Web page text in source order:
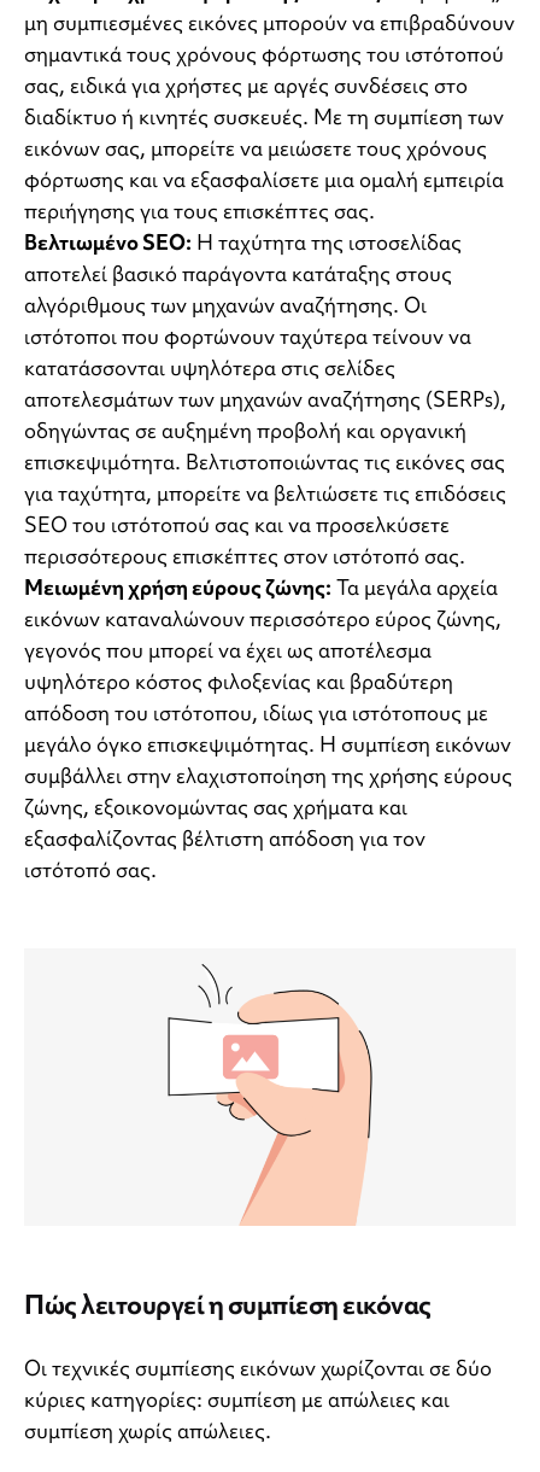
μη συμπιεσμένες εικόνες μπορούν να επιβραδύνουν
σημαντικά τους χρόνους φόρτωσης του ιστότοπού
σας, ειδικά για χρήστες με αργές συνδέσεις στο
διαδίκτυο ή κινητές συσκευές. Με τη συμπίεση των
εικόνων σας, μπορείτε να μειώσετε τους χρόνους
φόρτωσης και να εξασφαλίσετε μια ομαλή εμπειρία
περιήγησης για τους επισκέπτες σας.
Βελτιωμένο SEO: Η ταχύτητα της ιστοσελίδας
αποτελεί βασικό παράγοντα κατάταξης στους
αλγόριθμους των μηχανών αναζήτησης. Οι
ιστότοποι που φορτώνουν ταχύτερα τείνουν να
κατατάσσονται υψηλότερα στις σελίδες
αποτελεσμάτων των μηχανών αναζήτησης (SERPs),
οδηγώντας σε αυξημένη προβολή και οργανική
επισκεψιμότητα. Βελτιστοποιώντας τις εικόνες σας
για ταχύτητα, μπορείτε να βελτιώσετε τις επιδόσεις
SEO του ιστότοπού σας και να προσελκύσετε
περισσότερους επισκέπτες στον ιστότοπό σας.
Μειωμένη χρήση εύρους ζώνης: Τα μεγάλα αρχεία
εικόνων καταναλώνουν περισσότερο εύρος ζώνης,
γεγονός που μπορεί να έχει ως αποτέλεσμα
υψηλότερο κόστος φιλοξενίας και βραδύτερη
απόδοση του ιστότοπου, ιδίως για ιστότοπους με
μεγάλο όγκο επισκεψιμότητας. Η συμπίεση εικόνων
συμβάλλει στην ελαχιστοποίηση της χρήσης εύρους
ζώνης, εξοικονομώντας σας χρήματα και
εξασφαλίζοντας βέλτιστη απόδοση για τον
ιστότοπό σας.
Πώς λειτουργεί η συμπίεση εικόνας
Οι τεχνικές συμπίεσης εικόνων χωρίζονται σε δύο
κύριες κατηγορίες: συμπίεση με απώλειες και
συμπίεση χωρίς απώλειες.